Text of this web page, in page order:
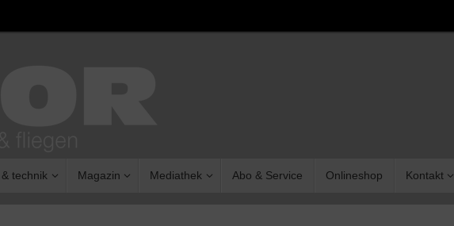
technik Magazin Mediathek Abo & Service Onlineshop Kontakt